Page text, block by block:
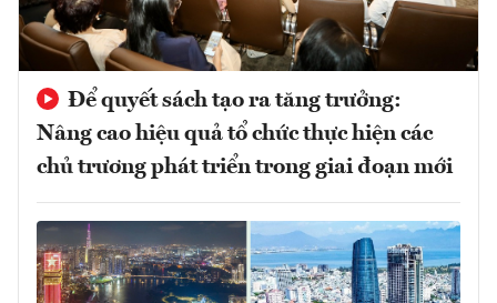
Để quyết sách tạo ra tăng trưởng:
Nâng cao hiệu quả tổ chức thực hiện các
chủ trương phát triển trong giai đoạn mới